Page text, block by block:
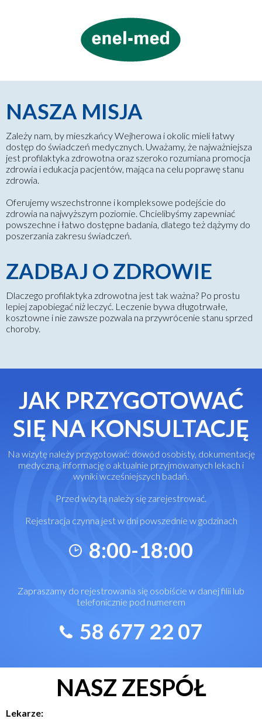
NASZA MISJA
Zależy nam, by mieszkańcy Wejherowa i okolic mieli łatwy
dostęp do świadczeń medycznych. Uważamy, że najważniejsza
jest profilaktyka zdrowotna oraz szeroko rozumiana promocja
zdrowia i edukacja pacjentów, mająca na celu poprawę stanu
zdrowia.
Oferujemy wszechstronne i kompleksowe podejście do
zdrowia na najwyższym poziomie. Chcielibyśmy zapewniać
powszechne i łatwo dostępne badania, dlatego też dążymy do
poszerzania zakresu świadczeń.
ZADBAJ O ZDROWIE
Dlaczego profilaktyka zdrowotna jest tak ważna? Po prostu
lepiej zapobiegać niż leczyć. Leczenie bywa długotrwałe,
kosztowne i nie zawsze pozwala na przywrócenie stanu sprzed
choroby.
JAK PRZYGOTOWAĆ
SIĘ NA KONSULTACJĘ
Na wizytę należy przygotować: dowód osobisty, dokumentację
medyczną, informację o aktualnie przyjmowanych lekach i
wyniki wcześniejszych badań.
Przed wizytą należy się zarejestrować.
Rejestracja czynna jest w dni powszednie w godzinach
8:00-18:00
Zapraszamy do rejestrowania się osobiście w danej filii lub
telefonicznie pod numerem
58 677 22 07
NASZ ZESPÓŁ
Lekarze: